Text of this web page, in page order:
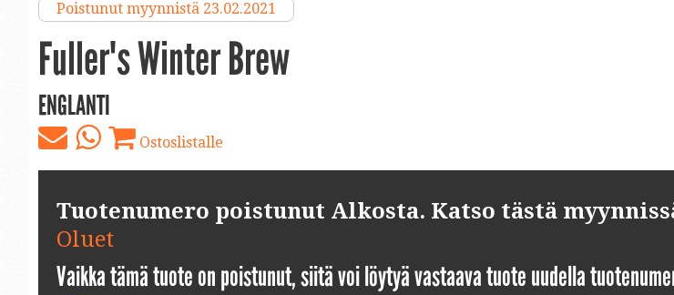
Poistunut myynnistä 23.02.2021
Fuller's Winter Brew
ENGLANTI
Ostoslistalle
Tuotenumero poistunut Alkosta. Katso tästä
Oluet
Vaikka tämä tuote on poistunut, siitä voi löytyä vastaava tuote uudella